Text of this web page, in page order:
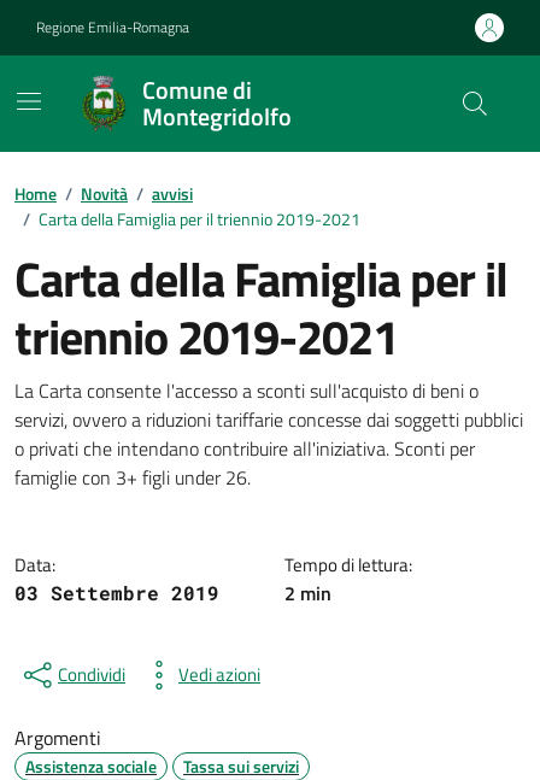
Regione Emilia-Romagna
Comune di
Montegridolfo
Contenuti in evidenza
Home / Novità / avvisi
/ Carta della Famiglia per il triennio 2019-2021
Carta della Famiglia per il
triennio 2019-2021
Dettagli della notizia
La Carta consente l'accesso a sconti sull'acquisto di beni o
servizi, ovvero a riduzioni tariffarie concesse dai soggetti pubblici
o privati che intendano contribuire all'iniziativa. Sconti per
famiglie con 3+ figli under 26.
Data:
03 Settembre 2019
Tempo di lettura:
2 min
Condividi Vedi azioni
Argomenti
Assistenza sociale Tassa sui servizi